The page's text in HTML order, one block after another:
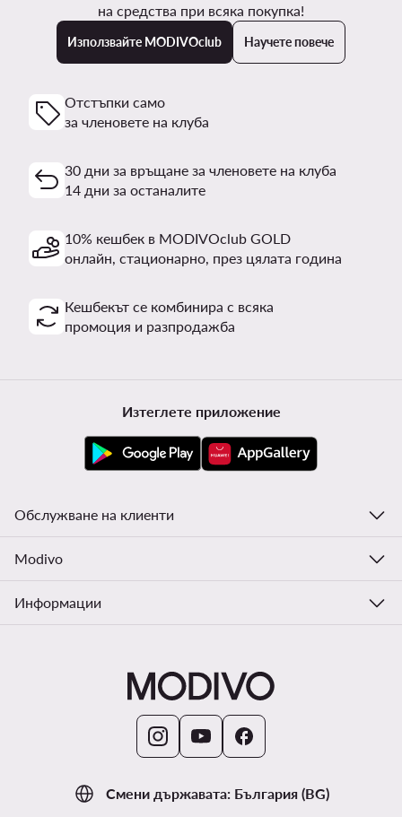
на средства при всяка покупка!
Използвайте MODIVOclub Научете повече
Отстъпки само
за членовете на клуба
30 дни за връщане за членовете на клуба
14 дни за останалите
10% кешбек в MODIVOclub GOLD
онлайн, стационарно, през цялата година
Кешбекът се комбинира с всяка
промоция и разпродажба
Смени държавата: България (BG)
Изтеглете приложение
Обслужване на клиенти
Modivo
Информации